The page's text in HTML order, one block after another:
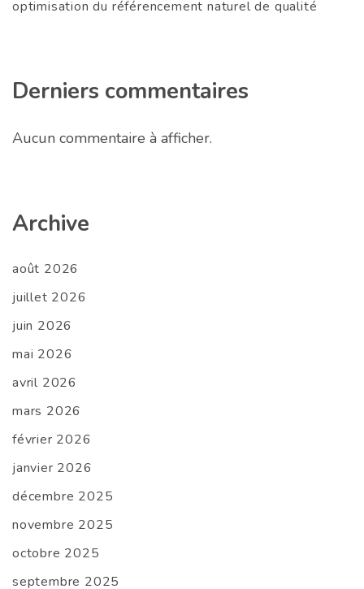
optimisation du référencement naturel de qualité
Derniers commentaires
Aucun commentaire à afficher.
Archive
août 2026
juillet 2026
juin 2026
mai 2026
avril 2026
mars 2026
février 2026
janvier 2026
décembre 2025
novembre 2025
octobre 2025
septembre 2025